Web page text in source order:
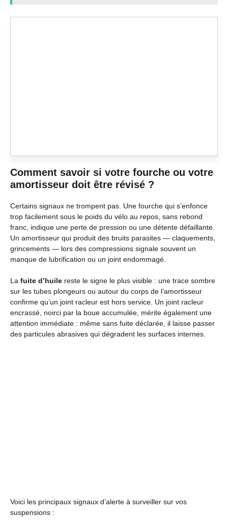
Comment savoir si votre fourche ou votre
amortisseur doit être révisé ?
Certains signaux ne trompent pas. Une fourche qui s’enfonce
trop facilement sous le poids du vélo au repos, sans rebond
franc, indique une perte de pression ou une détente défaillante.
Un amortisseur qui produit des bruits parasites — claquements,
grincements — lors des compressions signale souvent un
manque de lubrification ou un joint endommagé.
La fuite d’huile reste le signe le plus visible : une trace sombre
sur les tubes plongeurs ou autour du corps de l’amortisseur
confirme qu’un joint racleur est hors service. Un joint racleur
encrassé, noirci par la boue accumulée, mérite également une
attention immédiate : même sans fuite déclarée, il laisse passer
des particules abrasives qui dégradent les surfaces internes.
Voici les principaux signaux d’alerte à surveiller sur vos
suspensions :